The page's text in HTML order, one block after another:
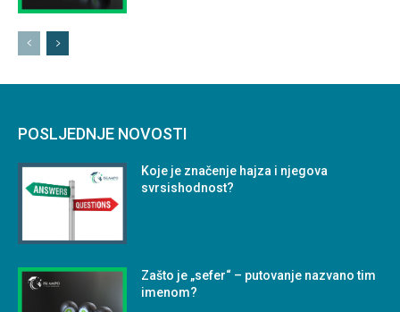
POSLJEDNJE NOVOSTI
Koje je značenje hajza i njegova
svrsishodnost?
Zašto je „sefer“ – putovanje nazvano tim
imenom?